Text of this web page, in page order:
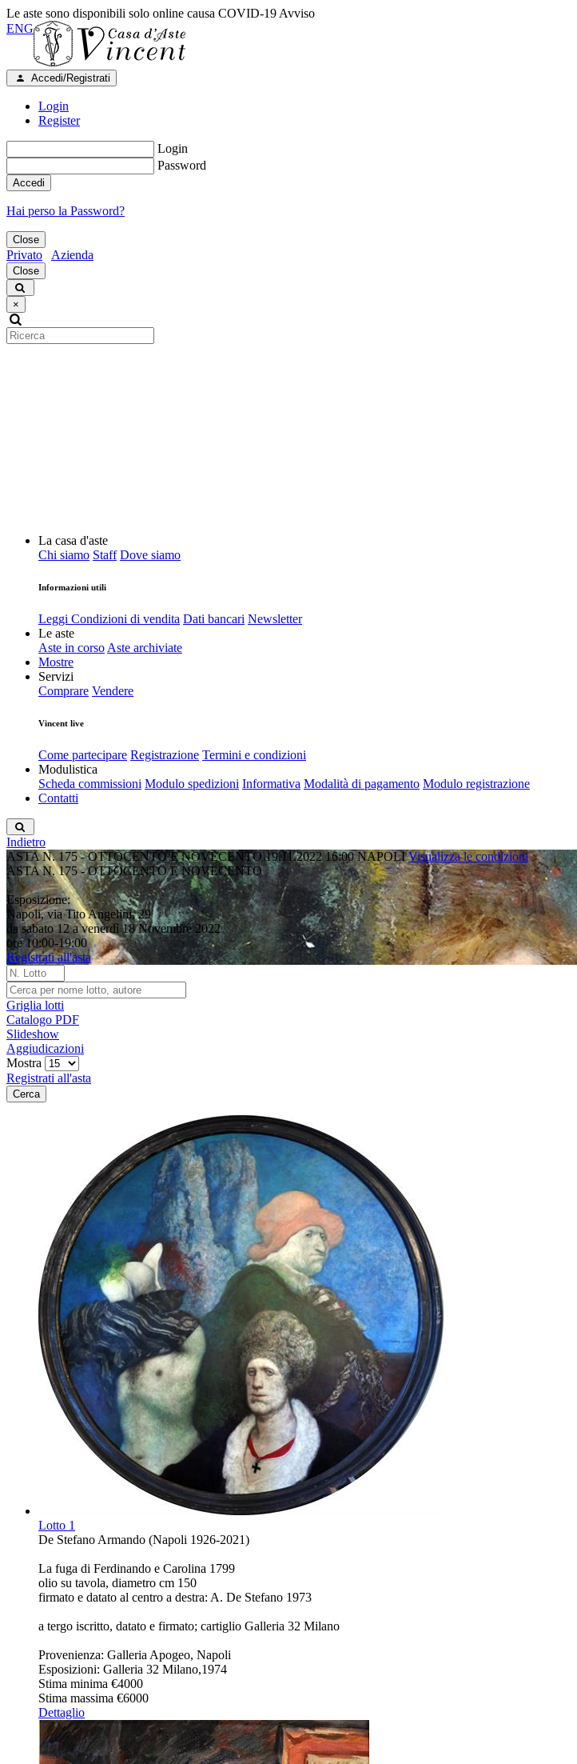
Le aste sono disponibili solo online causa COVID-19 Avviso
ENG
Accedi/Registrati
Login
Register
Login
Password
Accedi
Hai perso la Password?
Close
Privato Azienda
Close
×
La casa d'aste
Chi siamo Staff Dove siamo
Informazioni utili
Leggi Condizioni di vendita Dati bancari Newsletter
Le aste
Aste in corso Aste archiviate
Mostre
Servizi
Comprare Vendere
Vincent live
Come partecipare Registrazione Termini e condizioni
Modulistica
Scheda commissioni Modulo spedizioni Informativa Modalità di pagamento Modulo registrazione
Contatti
Indietro
ASTA N. 175 - OTTOCENTO E NOVECENTO 19.11.2022 16:00 NAPOLI Visualizza le condizioni
ASTA N. 175 - OTTOCENTO E NOVECENTO
Esposizione:
Napoli, via Tito Angelini, 29
da sabato 12 a venerdì 18 Novembre 2022
ore 10:00-19:00
Registrati all'asta
Griglia lotti
Catalogo PDF
Slideshow
Aggiudicazioni
Mostra
Registrati all'asta
Lotto 1
De Stefano Armando (Napoli 1926-2021)
La fuga di Ferdinando e Carolina 1799
olio su tavola, diametro cm 150
firmato e datato al centro a destra: A. De Stefano 1973
a tergo iscritto, datato e firmato; cartiglio Galleria 32 Milano
Provenienza: Galleria Apogeo, Napoli
Esposizioni: Galleria 32 Milano,1974
Stima minima €4000
Stima massima €6000
Dettaglio